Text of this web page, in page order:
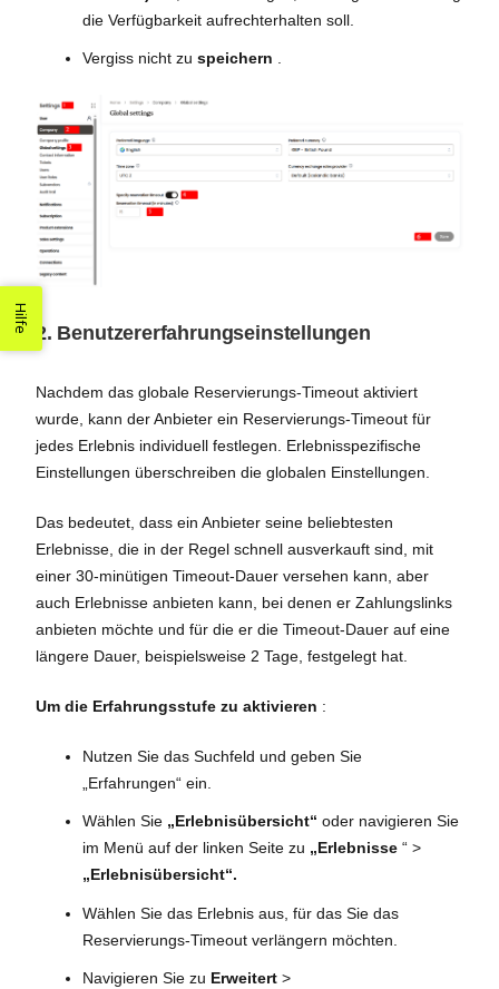
die Verfügbarkeit aufrechterhalten soll.
Vergiss nicht zu speichern
2. Benutzererfahrungseinstellungen
Nachdem das globale Reservierungs-Timeout aktiviert
wurde, kann der Anbieter ein Reservierungs-Timeout für
jedes Erlebnis individuell festlegen. Erlebnisspezifische
Einstellungen überschreiben die globalen Einstellungen.
Das bedeutet, dass ein Anbieter seine beliebtesten
Erlebnisse, die in der Regel schnell ausverkauft sind, mit
einer 30-minütigen Timeout-Dauer versehen kann, aber
auch Erlebnisse anbieten kann, bei denen er Zahlungslinks
anbieten möchte und für die er die Timeout-Dauer auf eine
längere Dauer, beispielsweise 2 Tage, festgelegt hat.
Um die Erfahrungsstufe zu aktivieren :
Nutzen Sie das Suchfeld und geben Sie
„Erfahrungen“ ein.
Wählen Sie „Erlebnisübersicht“ oder navigieren Sie
im Menü auf der linken Seite zu „Erlebnisse “ >
„Erlebnisübersicht“.
Wählen Sie das Erlebnis aus, für das Sie das
Reservierungs-Timeout verlängern möchten.
Navigieren Sie zu Erweitert >
Hilfe